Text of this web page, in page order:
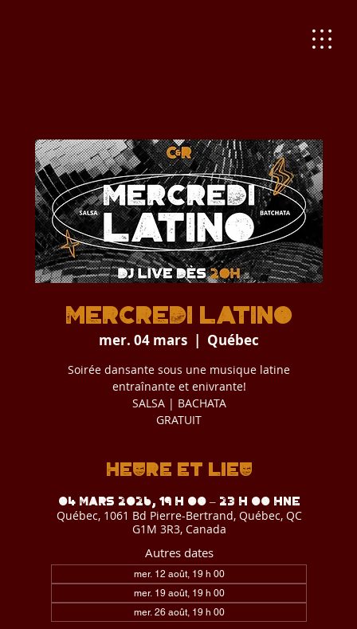
Mercredi Latino
mer. 04 mars
  |
Québec
Soirée dansante sous une musique latine
entraînante et enivrante!
SALSA | BACHATA
GRATUIT
Heure et lieu
04 mars 2026, 19 h 00 – 23 h 00 HNE
Québec, 1061 Bd Pierre-Bertrand, Québec, QC
G1M 3R3, Canada
Autres dates
mer. 12 août, 19 h 00
mer. 19 août, 19 h 00
mer. 26 août, 19 h 00